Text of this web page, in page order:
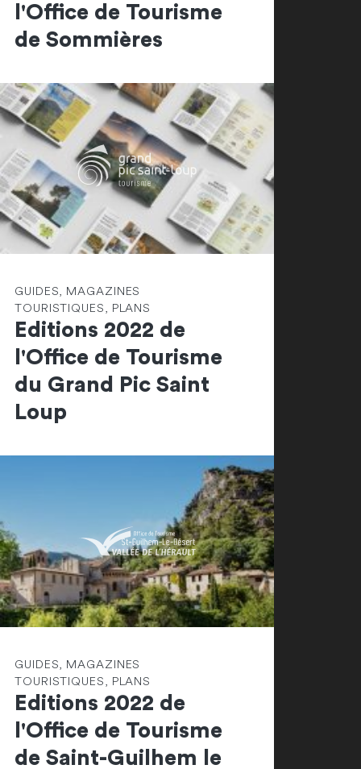
l'Office de Tourisme
de Sommières
GUIDES, MAGAZINES
TOURISTIQUES, PLANS
Editions 2022 de
l'Office de Tourisme
du Grand Pic Saint
Loup
GUIDES, MAGAZINES
TOURISTIQUES, PLANS
Editions 2022 de
l'Office de Tourisme
de Saint-Guilhem le